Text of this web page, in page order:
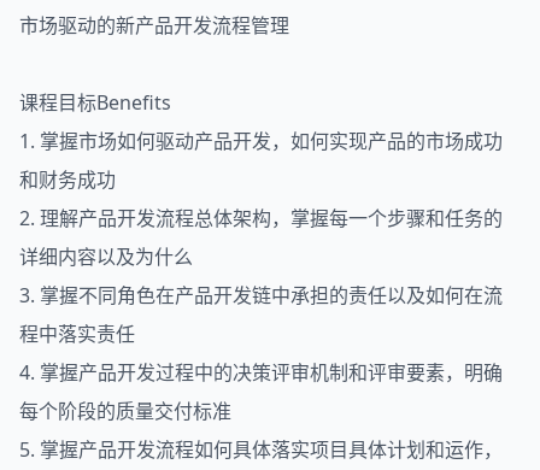
市场驱动的新产品开发流程管理
课程目标Benefits
1. 掌握市场如何驱动产品开发，如何实现产品的市场成功
和财务成功
2. 理解产品开发流程总体架构，掌握每一个步骤和任务的
详细内容以及为什么
3. 掌握不同角色在产品开发链中承担的责任以及如何在流
程中落实责任
4. 掌握产品开发过程中的决策评审机制和评审要素，明确
每个阶段的质量交付标准
5. 掌握产品开发流程如何具体落实项目具体计划和运作，